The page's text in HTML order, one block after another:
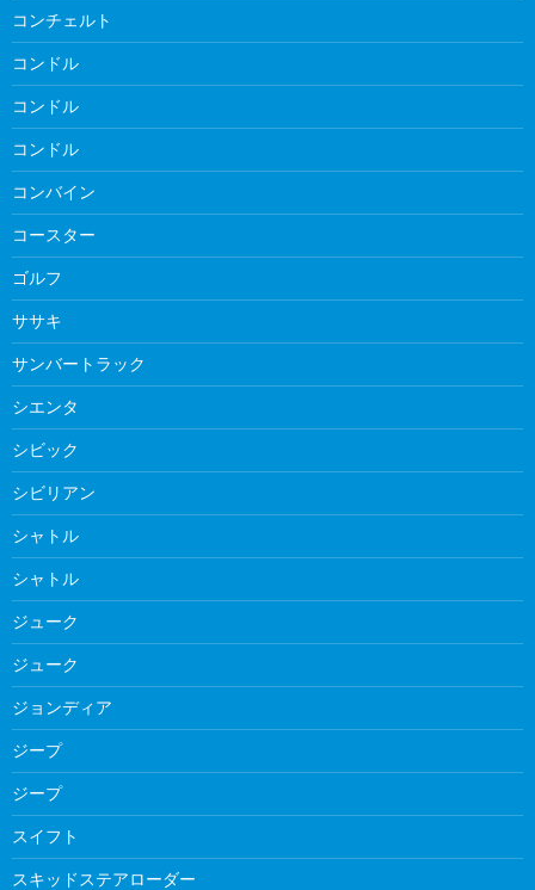
コンチェルト
コンドル
コンドル
コンドル
コンバイン
コースター
ゴルフ
ササキ
サンバートラック
シエンタ
シビック
シビリアン
シャトル
シャトル
ジューク
ジューク
ジョンディア
ジープ
ジープ
スイフト
スキッドステアローダー